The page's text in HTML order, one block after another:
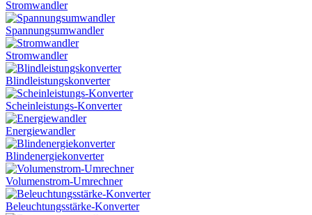
Stromwandler
Spannungsumwandler
Stromwandler
Blindleistungskonverter
Scheinleistungs-Konverter
Energiewandler
Blindenergiekonverter
Volumenstrom-Umrechner
Beleuchtungsstärke-Konverter